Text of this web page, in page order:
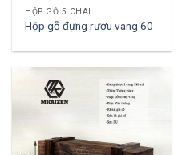
HỘP GỖ 5 CHAI
Hộp gỗ đựng rượu vang 60